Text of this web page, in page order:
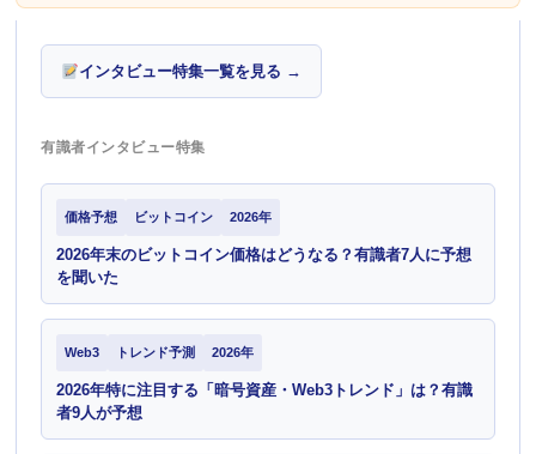
インタビュー特集一覧を見る →
有識者インタビュー特集
価格予想 ビットコイン 2026年
2026年末のビットコイン価格はどうなる？有識者7人に予想
を聞いた
Web3 トレンド予測 2026年
2026年特に注目する「暗号資産・Web3トレンド」は？有識
者9人が予想